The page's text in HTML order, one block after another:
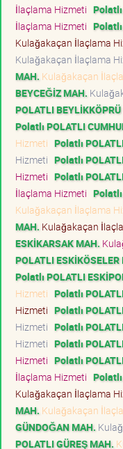
İlaçlama Hizmeti
İlaçlama Hizmeti
Kulağakaçan İlaçlama
Kulağakaçan İlaçlama
MAH. Kulağakaçan
BEYCEĞİZ MAH.
POLATLI
Polatlı POLATLI
Hizmeti Polatlı
Hizmeti Polatlı
Hizmeti Polatlı
İlaçlama Hizmeti
Kulağakaçan İlaçlama
MAH. Kulağakaçan
ESKİKARSAK MAH.
POLATLI ESKİKÖSELER
Polatlı POLATLI
Hizmeti Polatlı
Hizmeti Polatlı
Hizmeti Polatlı
Hizmeti Polatlı
Hizmeti Polatlı
İlaçlama Hizmeti
Kulağakaçan İlaçlama
MAH. Kulağakaçan
GÜNDOĞAN MAH.
POLATLI GÜREŞ MAH.